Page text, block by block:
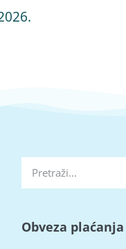
Obveza plaćanja